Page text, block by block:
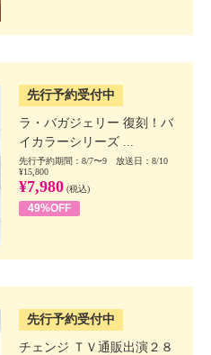
先行予約受付中
ラ・バガジェリー 復刻！バ
イカラーシリーズ ...
先行予約期間：8/7〜9 放送日：8/10
¥15,800
¥7,980 (税込)
49%OFF
先行予約受付中
チェンジ ＴＶ通販出演２８